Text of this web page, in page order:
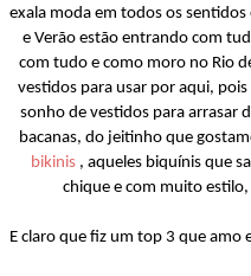
exala moda em todos os
e Verão estão entrando com
com tudo e como moro no Rio
vestidos para usar por aqui,
sonho de vestidos para arrasar
bacanas, do jeitinho que
bikinis , aqueles biquínis que
chique e com muito
E claro que fiz um top 3 que amo